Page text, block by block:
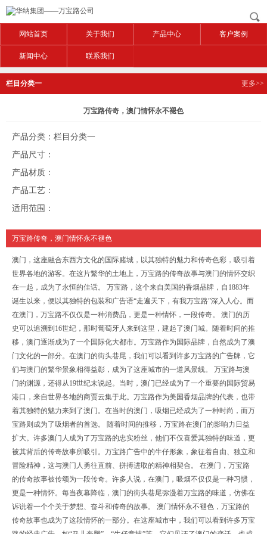
网站首页 关于我们 产品中心 客户案例
新闻中心 联系我们
栏目分类一 更多>>
万宝路传奇，澳门情怀永不褪色
产品分类：栏目分类一
产品尺寸：
产品材质：
产品工艺：
适用范围：
万宝路传奇，澳门情怀永不褪色
澳门，这座融合东西方文化的国际赌城，以其独特的魅力和传奇色彩，吸引着
世界各地的游客。在这片繁华的土地上，万宝路的传奇故事与澳门的情怀交织
在一起，成为了永恒的佳话。 万宝路，这个来自美国的香烟品牌，自1883年
诞生以来，便以其独特的包装和广告语“走遍天下，有我万宝路”深入人心。而
在澳门，万宝路不仅仅是一种消费品，更是一种情怀，一段传奇。 澳门的历
史可以追溯到16世纪，那时葡萄牙人来到这里，建起了澳门城。随着时间的推
移，澳门逐渐成为了一个国际化大都市。万宝路作为国际品牌，自然成为了澳
门文化的一部分。在澳门的街头巷尾，我们可以看到许多万宝路的广告牌，它
们与澳门的繁华景象相得益彰，成为了这座城市的一道风景线。 万宝路与澳
门的渊源，还得从19世纪末说起。当时，澳门已经成为了一个重要的国际贸易
港口，来自世界各地的商贾云集于此。万宝路作为美国香烟品牌的代表，也带
着其独特的魅力来到了澳门。在当时的澳门，吸烟已经成为了一种时尚，而万
宝路则成为了吸烟者的首选。 随着时间的推移，万宝路在澳门的影响力日益
扩大。许多澳门人成为了万宝路的忠实粉丝，他们不仅喜爱其独特的味道，更
被其背后的传奇故事所吸引。万宝路广告中的牛仔形象，象征着自由、独立和
冒险精神，这与澳门人勇往直前、拼搏进取的精神相契合。 在澳门，万宝路
的传奇故事被传颂为一段传奇。许多人说，在澳门，吸烟不仅仅是一种习惯，
更是一种情怀。每当夜幕降临，澳门的街头巷尾弥漫着万宝路的味道，仿佛在
诉说着一个个关于梦想、奋斗和传奇的故事。 澳门情怀永不褪色，万宝路的
传奇故事也成为了这段情怀的一部分。在这座城市中，我们可以看到许多万宝